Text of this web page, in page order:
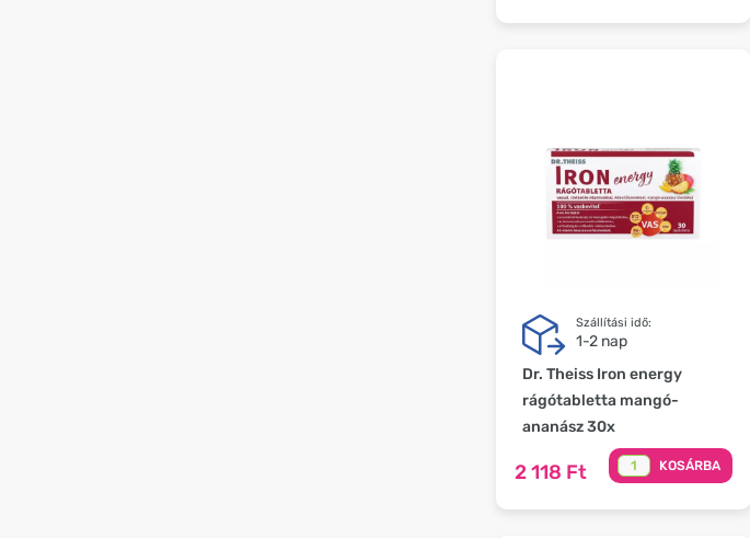
Szállítási idő:
1-2 nap
Dr. Theiss Iron energy
rágótabletta mangó-
ananász 30x
2 118 Ft KOSÁRBA